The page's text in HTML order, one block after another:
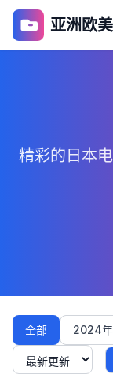
亚洲欧
精彩的日本
全部 2024年